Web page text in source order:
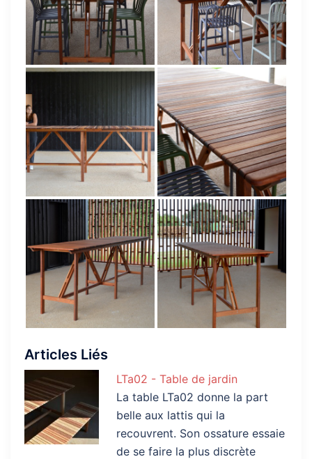
Articles Liés
LTa02 - Table de jardin
La table LTa02 donne la part
belle aux lattis qui la
recouvrent. Son ossature essaie
de se faire la plus discrète